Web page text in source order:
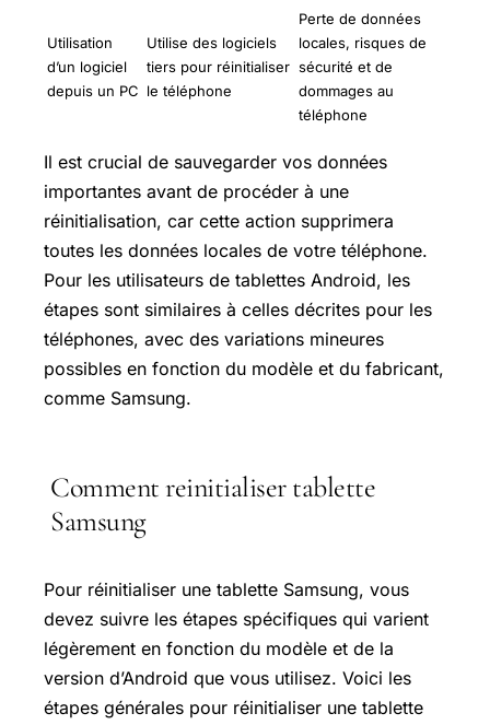
Utilisation
d’un logiciel
depuis un PC
Utilise des logiciels
tiers pour réinitialiser
le téléphone
Perte de données
locales, risques de
sécurité et de
dommages au
téléphone
Il est crucial de sauvegarder vos données
importantes avant de procéder à une
réinitialisation, car cette action supprimera
toutes les données locales de votre téléphone.
Pour les utilisateurs de tablettes Android, les
étapes sont similaires à celles décrites pour les
téléphones, avec des variations mineures
possibles en fonction du modèle et du fabricant,
comme Samsung.
Comment reinitialiser tablette
Samsung
Pour réinitialiser une tablette Samsung, vous
devez suivre les étapes spécifiques qui varient
légèrement en fonction du modèle et de la
version d’Android que vous utilisez. Voici les
étapes générales pour réinitialiser une tablette